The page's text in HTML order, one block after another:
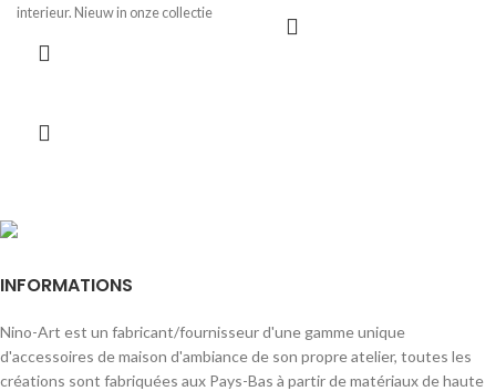
interieur. Nieuw in onze collectie
INFORMATIONS
Nino-Art est un fabricant/fournisseur d'une gamme unique
d'accessoires de maison d'ambiance de son propre atelier, toutes les
créations sont fabriquées aux Pays-Bas à partir de matériaux de haute